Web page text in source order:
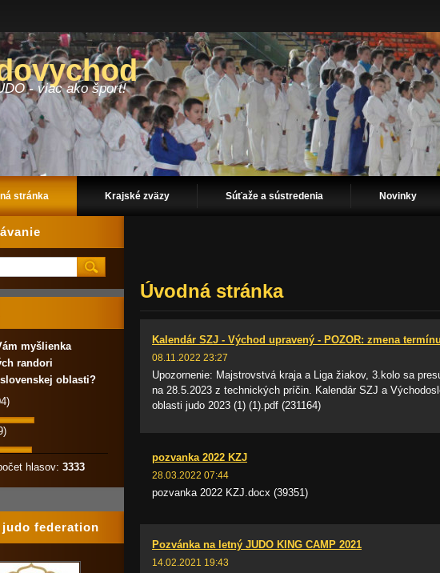
- viac ako šport!
stránka Krajské zväzy Súťaže a sústredenia Novinky
Úvodná stránka
Kalendár SZJ - Východ upravený - POZOR: zmena
08.11.2022 23:27
Upozornenie: Majstrovstvá kraja a Liga žiakov, 3.kolo sa
na 28.5.2023 z technických príčin. Kalendár SZJ a
oblasti judo 2023 (1) (1).pdf (231164)
pozvanka 2022 KZJ
28.03.2022 07:44
pozvanka 2022 KZJ.docx (39351)
Pozvánka na letný JUDO KING CAMP 2021
14.02.2021 19:43
myšlienka
randori
oblasti?
hlasov: 3333
judo federation